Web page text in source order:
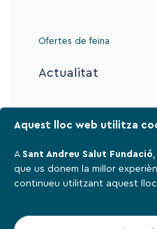
Aquest lloc web utilitza
A Sant Andreu Salut Fundació
que us donem la millor
continueu utilitzant aquest
Ofertes de feina
Actualitat
Contacte
Avís legal